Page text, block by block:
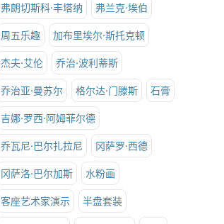
弗朗切斯科·丰塔纳 弗兰克·埃伯
周五乐趣 加布里埃尔·斯托克顿
杰夫·艾伦 乔治·波利蒂斯
乔治亚·曼苏尔 格尔达·门滕斯 石膏
吉娜·罗西·阿姆菲尔德
乔瓦尼·巴尔扎拉尼 冈萨罗·西德
冈萨洛·巴尔加斯 水粉画
客座艺术家演示 半盘套装